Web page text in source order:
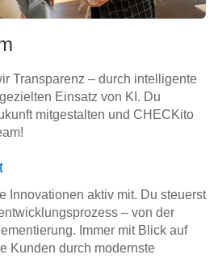
Transparenz – durch intelligente
Einsatz von KI. Du
mitgestalten und CHECKito
Innovationen aktiv mit. Du steuerst
– von der
Immer mit Blick auf
Kunden durch modernste